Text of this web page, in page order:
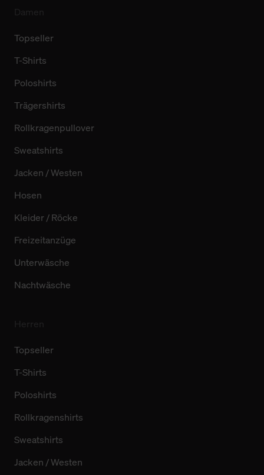
Topseller
T-Shirts
Poloshirts
Trägershirts
Rollkragenpullover
Sweatshirts
Jacken / Westen
Hosen
Kleider / Röcke
Freizeitanzüge
Unterwäsche
Nachtwäsche
Topseller
T-Shirts
Poloshirts
Rollkragenshirts
Sweatshirts
Jacken / Westen